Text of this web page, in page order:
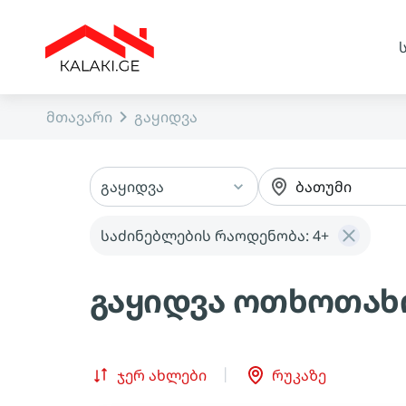
მთავარი გაყიდვა
გაყიდვა ბათუმი
საძინებლების რაოდენობა: 4+
გაყიდვა
ჯერ ახლები რუკაზე